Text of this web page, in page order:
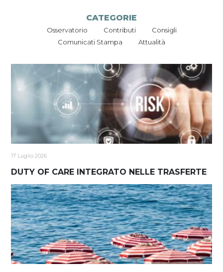
CATEGORIE
Osservatorio Contributi
Consigli
Comunicati Stampa
Attualità
17 Luglio 2026
DUTY OF CARE INTEGRATO NELLE TRASFERTE